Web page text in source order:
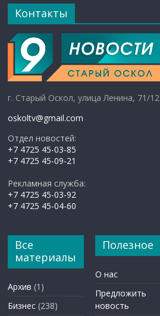
Контакты
г. Старый Оскол, улица Ленина, 71/12
oskoltv@gmail.com
Отдел новостей:
+7 4725 45-03-85
+7 4725 45-09-21
Рекламная служба:
+7 4725 45-03-92
+7 4725 45-04-60
Все
материалы
Архив (1)
Бизнес (238)
Полезное
О нас
Предложить
новость